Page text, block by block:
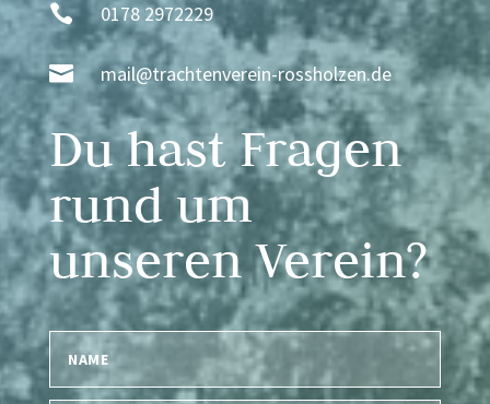
 0178 2972229
 mail@trachtenverein-rossholzen.de
Du hast Fragen
rund um
unseren Verein?